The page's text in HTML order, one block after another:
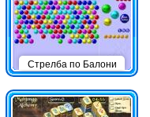
Стрелба по Балони